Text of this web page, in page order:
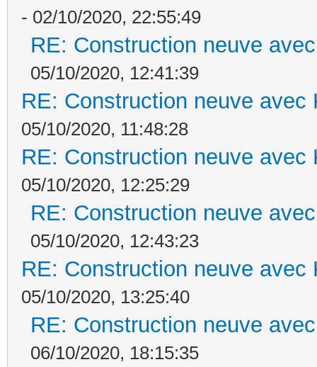
- 02/10/2020, 22:55:49
RE: Construction neuve
05/10/2020, 12:41:39
RE: Construction neuve avec
05/10/2020, 11:48:28
RE: Construction neuve avec
05/10/2020, 12:25:29
RE: Construction neuve
05/10/2020, 12:43:23
RE: Construction neuve avec
05/10/2020, 13:25:40
RE: Construction neuve
06/10/2020, 18:15:35